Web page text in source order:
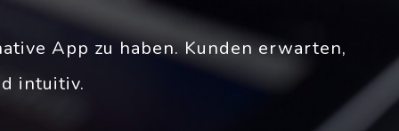
App zu haben. Kunden erwarten,
intuitiv.